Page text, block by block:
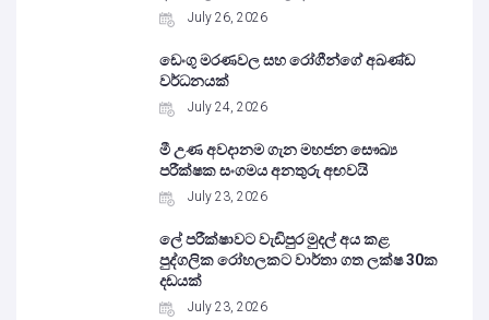
July 26, 2026
ඩෙංගු මරණවල සහ රෝගීන්ගේ අඛණ්ඩ
වර්ධනයක්
July 24, 2026
මී උණ අවදානම ගැන මහජන සෞඛ්‍ය
පරීක්ෂක සංගමය අනතුරු අඟවයි
July 23, 2026
ලේ පරීක්ෂාවට වැඩිපුර මුදල් අය කළ
පුද්ගලික රෝහලකට වාර්තා ගත ලක්ෂ 30ක
දඩයක්
July 23, 2026